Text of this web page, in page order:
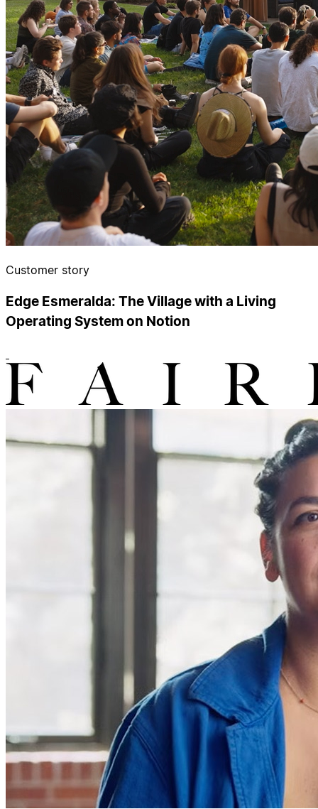
Customer story
Edge Esmeralda: The Village with a Living
Operating System on Notion